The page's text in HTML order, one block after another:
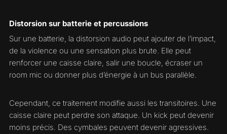
Distorsion sur batterie et percussions
Sur une batterie, la distorsion audio peut ajouter de l’impact,
de la violence ou une sensation plus brute. Elle peut
renforcer une caisse claire, salir une boucle, écraser un
room mic ou donner plus d’énergie à un bus parallèle.
Cependant, ce traitement modifie aussi les transitoires. Une
caisse claire peut perdre son attaque. Un kick peut devenir
moins précis. Des cymbales peuvent devenir agressives.